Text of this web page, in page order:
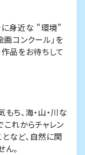
に身近な "環境"
画コンクール」を
品をお待ちして
ち、海・山・川な
れからチャレン
など、自然に関
。